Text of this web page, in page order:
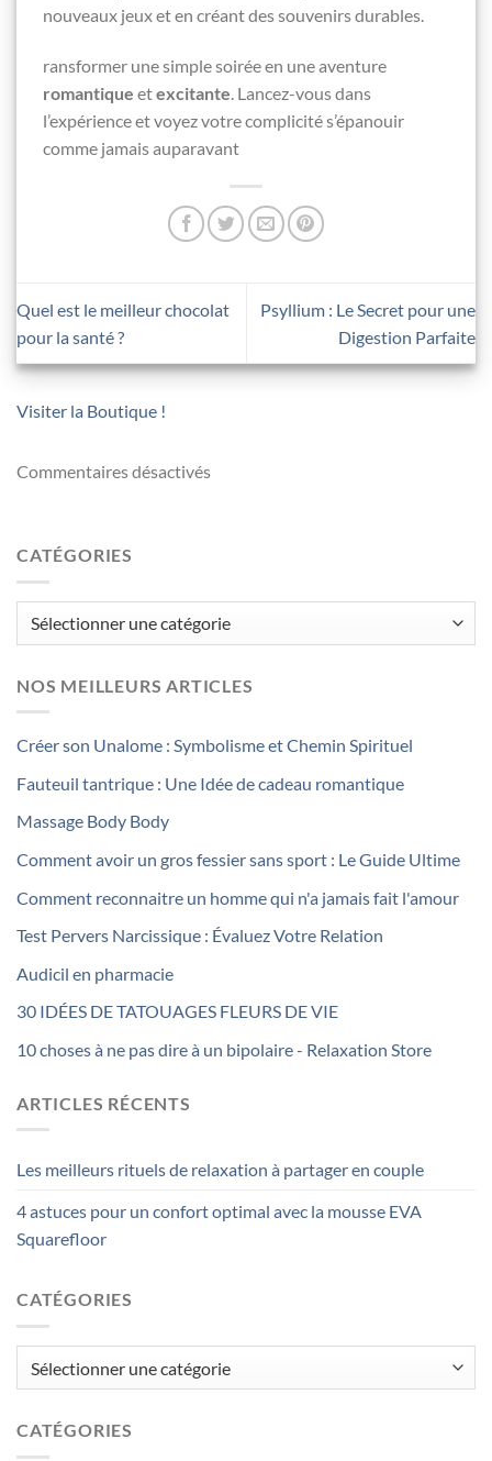
nouveaux jeux et en créant des souvenirs durables.
ransformer une simple soirée en une aventure
romantique etexcitante. Lancez-vous dans
l’expérience et voyez votre complicité s’épanouir
comme jamais auparavant
Quel est le meilleur chocolat
pour la santé ?
Psyllium : Le Secret pour une
Digestion Parfaite
Visiter la Boutique !
Commentaires désactivés
CATÉGORIES
NOS MEILLEURS ARTICLES
Créer son Unalome : Symbolisme et Chemin Spirituel
Fauteuil tantrique : Une Idée de cadeau romantique
Massage Body Body
Comment avoir un gros fessier sans sport : Le Guide Ultime
Comment reconnaitre un homme qui n'a jamais fait l'amour
Test Pervers Narcissique : Évaluez Votre Relation
Audicil en pharmacie
30 IDÉES DE TATOUAGES FLEURS DE VIE
10 choses à ne pas dire à un bipolaire - Relaxation Store
ARTICLES RÉCENTS
Les meilleurs rituels de relaxation à partager en couple
4 astuces pour un confort optimal avec la mousse EVA
Squarefloor
CATÉGORIES
CATÉGORIES